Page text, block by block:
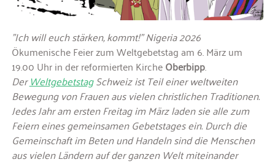
"Ich will euch stärken, kommt!" Nigeria 2026
Ökumenische Feier zum Weltgebetstag am 6. März um
19.00 Uhr in der reformierten KircheOberbipp.
DerWeltgebetstagSchweiz ist Teil einer weltweiten
Bewegung von Frauen aus vielen christlichen Traditionen.
Jedes Jahr am ersten Freitag im März laden sie alle zum
Feiern eines gemeinsamen Gebetstages ein. Durch die
Gemeinschaft im Beten und Handeln sind die Menschen
aus vielen Ländern auf der ganzen Welt miteinander